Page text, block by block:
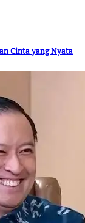
Cinta yang Nyata